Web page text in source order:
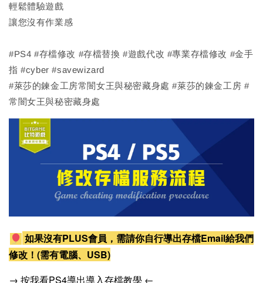
輕鬆體驗遊戲
讓您沒有作業感
#PS4 #存檔修改 #存檔替換 #遊戲代改 #專業存檔修改 #金手
指 #cyber #savewizard
#萊莎的鍊金工房常闇女王與秘密藏身處 #萊莎的鍊金工房 #
常闇女王與秘密藏身處
如果沒有PLUS會員，需請你自行導出存檔Email給我們
修改！(需有電腦、USB)
→ 按我看PS4導出導入存檔教學 ←